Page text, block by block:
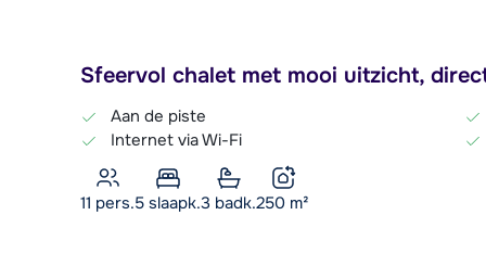
Sfeervol chalet met mooi uitzicht,
Aan de piste
Internet via Wi-Fi
11 pers.5 slaapk.3 badk.250 m²